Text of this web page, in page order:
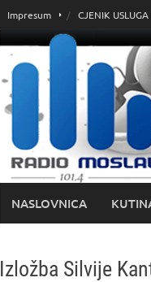
Impresum CJENIK
NASLOVNICA
Izložba Silvije